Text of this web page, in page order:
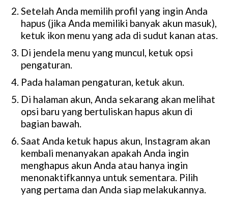
Setelah Anda memilih profil yang ingin Anda
hapus (jika Anda memiliki banyak akun masuk),
ketuk ikon menu yang ada di sudut kanan atas.
Di jendela menu yang muncul, ketuk opsi
pengaturan.
Pada halaman pengaturan, ketuk akun.
Di halaman akun, Anda sekarang akan melihat
opsi baru yang bertuliskan hapus akun di
bagian bawah.
Saat Anda ketuk hapus akun, Instagram akan
kembali menanyakan apakah Anda ingin
menghapus akun Anda atau hanya ingin
menonaktifkannya untuk sementara. Pilih
yang pertama dan Anda siap melakukannya.